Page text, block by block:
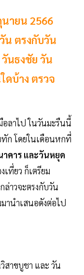
ายน 2566
น ตรงกับวัน
นธงชัย วัน
ดบ้าง ตรวจ
ลาไป ในวันมะรืนนี้
ทัก โดยในเดือนหกที่
คาร และวันหยุด
ที่ยว ก็เตรียม
ล่าวจะตรงกับวัน
มานำเสนอดังต่อไป
สาขบูชา และ วัน